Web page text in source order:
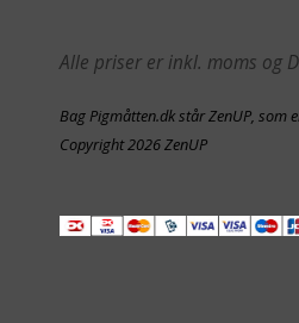
Alle priser er inkl. moms og
Bag Pigmåtten.dk står ZenUP, som
Copyright 2026 ZenUP